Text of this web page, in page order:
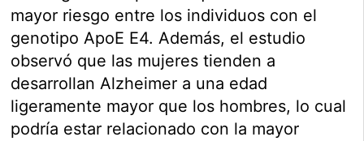
mayor riesgo entre los individuos con el
genotipo ApoE E4. Además, el estudio
observó que las mujeres tienden a
desarrollan Alzheimer a una edad
ligeramente mayor que los hombres, lo cual
podría estar relacionado con la mayor